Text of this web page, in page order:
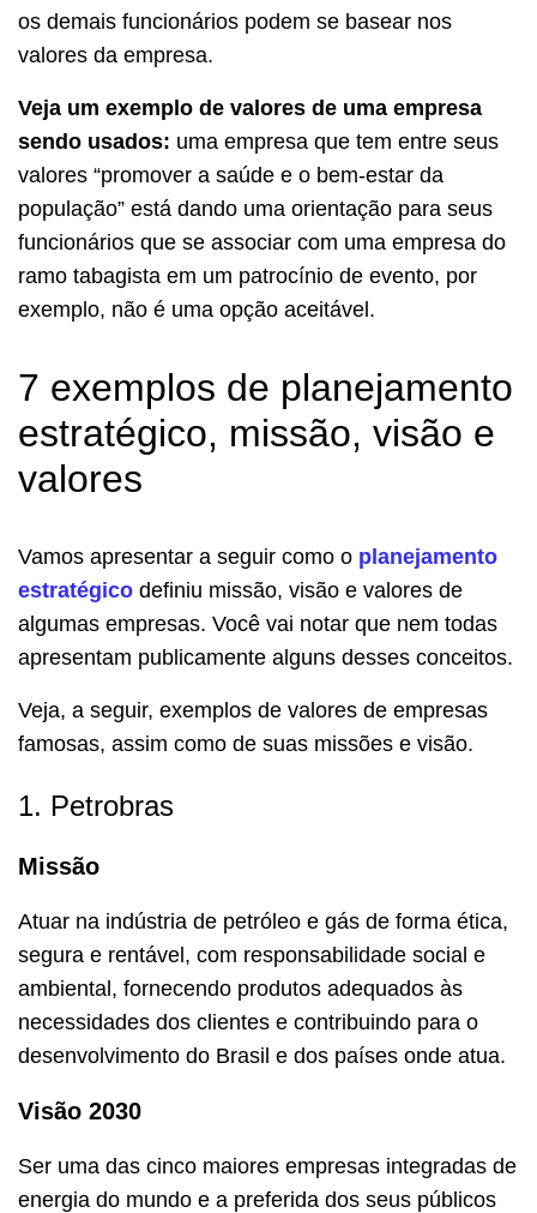
os demais funcionários podem se basear nos
valores da empresa.
Veja um exemplo de valores de uma empresa
sendo usados: uma empresa que tem entre seus
valores “promover a saúde e o bem-estar da
população” está dando uma orientação para seus
funcionários que se associar com uma empresa do
ramo tabagista em um patrocínio de evento, por
exemplo, não é uma opção aceitável.
7 exemplos de planejamento
estratégico, missão, visão e
valores
Vamos apresentar a seguir como o planejamento
estratégico definiu missão, visão e valores de
algumas empresas. Você vai notar que nem todas
apresentam publicamente alguns desses conceitos.
Veja, a seguir, exemplos de valores de empresas
famosas, assim como de suas missões e visão.
1. Petrobras
Missão
Atuar na indústria de petróleo e gás de forma ética,
segura e rentável, com responsabilidade social e
ambiental, fornecendo produtos adequados às
necessidades dos clientes e contribuindo para o
desenvolvimento do Brasil e dos países onde atua.
Visão 2030
Ser uma das cinco maiores empresas integradas de
energia do mundo e a preferida dos seus públicos